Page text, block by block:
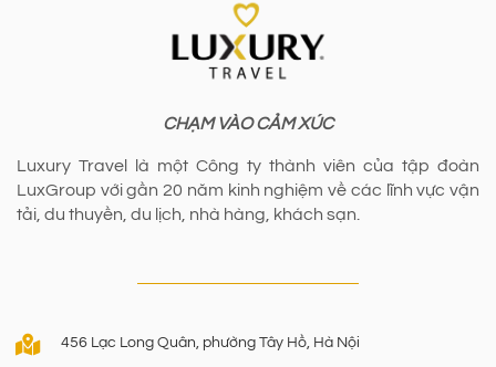
CHẠM VÀO CẢM XÚC
Luxury Travel là một Công ty thành viên của tập đoàn
LuxGroup với gần 20 năm kinh nghiệm về các lĩnh vực vận
tải, du thuyền, du lịch, nhà hàng, khách sạn.
456 Lạc Long Quân, phường Tây Hồ, Hà Nội